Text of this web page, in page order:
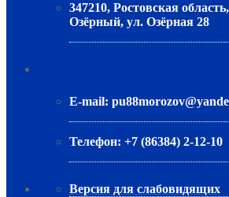
347210, Ростовская
Озёрный, ул. Озёрная 28
E-mail:
Телефон: +7 (86384) 2-12-10
Версия для слабовидящих